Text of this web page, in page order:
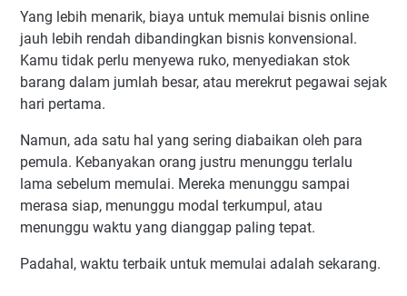
Untuk Riset dan SEO
Untuk AI dan Efisiensi
Strategi Promosi Gratis untuk Pemula
1. Manfaatkan Media Sosial Organik
3. Gunakan WhatsApp Marketing
4. Optimasi Profil Marketplace
5. Kolaborasi dengan Sesama Pemula
Cara Mendapatkan Pelanggan Pertama
Cara Meningkatkan Penghasilan dari Bisnis Online
Yang lebih menarik, biaya untuk memulai bisnis online
jauh lebih rendah dibandingkan bisnis konvensional.
Kamu tidak perlu menyewa ruko, menyediakan stok
barang dalam jumlah besar, atau merekrut pegawai sejak
hari pertama.
Namun, ada satu hal yang sering diabaikan oleh para
pemula. Kebanyakan orang justru menunggu terlalu
lama sebelum memulai. Mereka menunggu sampai
merasa siap, menunggu modal terkumpul, atau
menunggu waktu yang dianggap paling tepat.
Padahal, waktu terbaik untuk memulai adalah sekarang.